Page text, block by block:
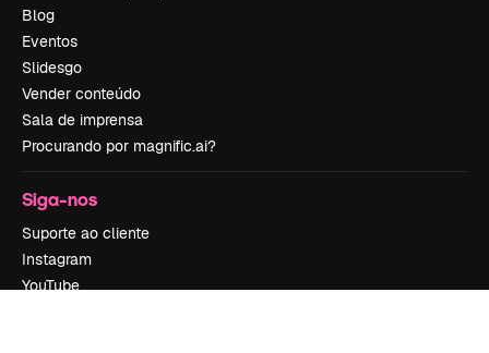
Blog
Eventos
Slidesgo
Vender conteúdo
Sala de imprensa
Procurando por magnific.ai?
Siga-nos
Suporte ao cliente
Instagram
YouTube